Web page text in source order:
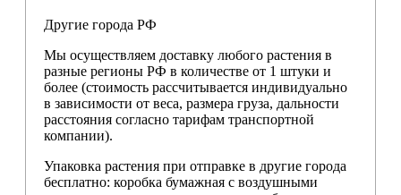
Другие города РФ
Мы осуществляем доставку любого растения в
разные регионы РФ в количестве от 1 штуки и
более (стоимость рассчитывается индивидуально
в зависимости от веса, размера груза, дальности
расстояния согласно тарифам транспортной
компании).
Упаковка растения при отправке в другие города
бесплатно: коробка бумажная с воздушными